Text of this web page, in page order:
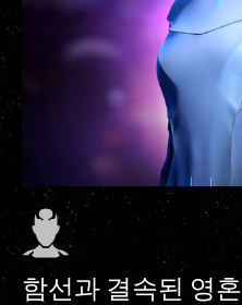
함선과 결속된 영혼